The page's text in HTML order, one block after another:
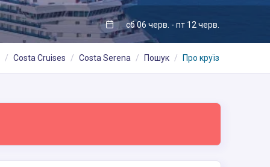
сб 06 черв. - пт 12 черв.
Costa Cruises Costa Serena Пошук Про круїз